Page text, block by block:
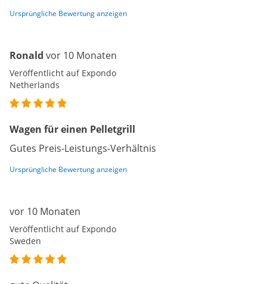
Ursprüngliche Bewertung anzeigen
Ronald vor 10 Monaten
Veröffentlicht auf Expondo
Netherlands
Wagen für einen Pelletgrill
Gutes Preis-Leistungs-Verhältnis
Ursprüngliche Bewertung anzeigen
vor 10 Monaten
Veröffentlicht auf Expondo
Sweden